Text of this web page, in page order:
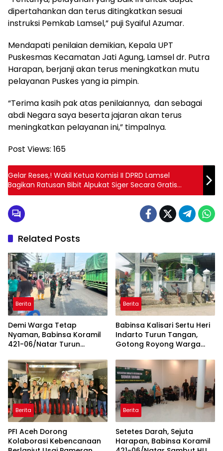
dipertahankan dan terus ditingkatkan sesuai
instruksi Pemkab Lamsel,” puji Syaiful Azumar.
Mendapati penilaian demikian, Kepala UPT
Puskesmas Kecamatan Jati Agung, Lamsel dr. Putra
Harapan, berjanji akan terus meningkatkan mutu
pelayanan Puskes yang ia pimpin.
“Terima kasih pak atas penilaiannya, dan sebagai
abdi Negara saya beserta jajaran akan terus
meningkatkan pelayanan ini,” timpalnya.
Post Views: 165
Gelar Reses,! Wakil Ketua Komisi II DPRD Lamsel
Bagikan Ratusan Bibit Alpukat Siger Secara Gratis
Kepada Masyarakat
Related Posts
Berita
Demi Warga Tetap
Nyaman, Babinsa Koramil
421-06/Natar Turun
Depan Masjid Baiturrohim
Berita
Babinsa Kalisari Sertu Heri
Indarto Turun Tangan,
Gotong Royong Warga
Miftahussalam
Berita
PFI Aceh Dorong
Kolaborasi Kebencanaan
Berita
Setetes Darah, Sejuta
Harapan, Babinsa Koramil